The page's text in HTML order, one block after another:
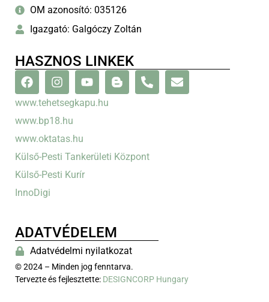
OM azonosító: 035126
Igazgató: Galgóczy Zoltán
HASZNOS LINKEK
www.tehetsegkapu.hu
www.bp18.hu
www.oktatas.hu
Külső-Pesti Tankerületi Központ
Külső-Pesti Kurír
InnoDigi
ADATVÉDELEM
Adatvédelmi nyilatkozat
© 2024 – Minden jog fenntarva.
Tervezte és fejlesztette: DESIGNCORP Hungary